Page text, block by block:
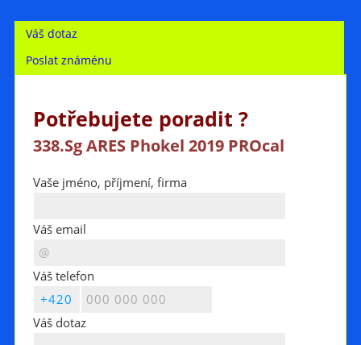
Váš dotaz
Poslat známénu
Potřebujete poradit ?
338.Sg ARES Phokel 2019 PROcal
Vaše jméno, příjmení, firma
Váš email
Váš telefon
Váš dotaz